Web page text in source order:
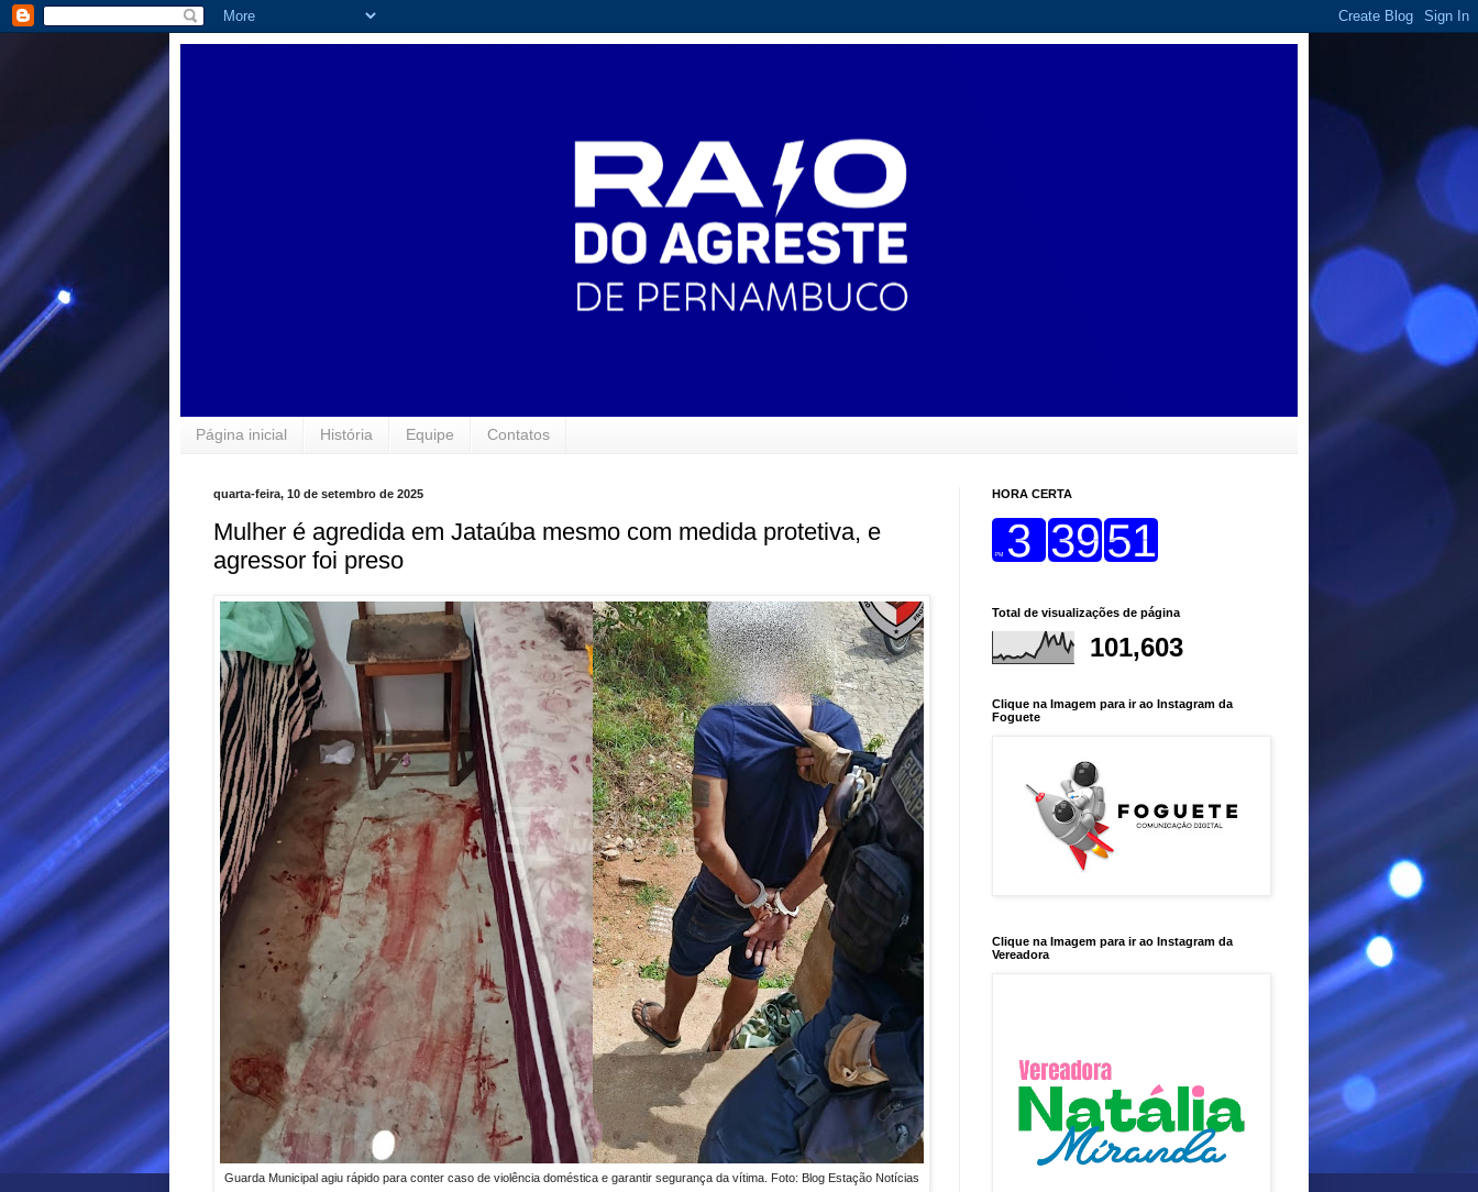
Página inicial História Equipe Contatos
quarta-feira, 10 de setembro de 2025
Mulher é agredida em Jataúba mesmo com medida protetiva, e
agressor foi preso
Guarda Municipal agiu rápido para conter caso de violência doméstica e garantir segurança da vítima. Foto: Blog Estação Notícias
HORA CERTA
Total de visualizações de página
101,603
Clique na Imagem para ir ao Instagram da
Foguete
Clique na Imagem para ir ao Instagram da
Vereadora